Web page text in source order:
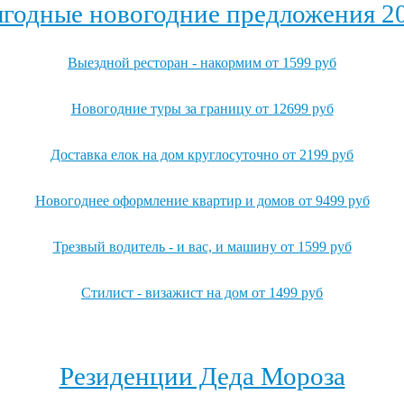
новогодние предложения
Выездной ресторан - накормим от 1599 руб
Новогодние туры за границу от 12699 руб
Доставка елок на дом круглосуточно от 2199 руб
Новогоднее оформление квартир и домов от 9499 руб
Трезвый водитель - и вас, и машину от 1599 руб
Стилист - визажист на дом от 1499 руб
Резиденции Деда Мороза